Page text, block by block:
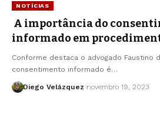
NOTÍCIAS
A importância do
informado em
Conforme destaca o advogado Faustino
consentimento informado é…
Diego Velázquez novembro 19, 2023